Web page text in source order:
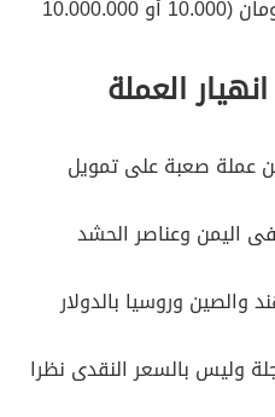
بالتومان 1.000 أو 1.000.000 تومان (10.000 أو 10.000.000
العملة
من عملة صعبة على تمويل
فى اليمن وعناصر الحشد
والصين وروسيا بالدولار
وليس بالسعر النقدى نظرا